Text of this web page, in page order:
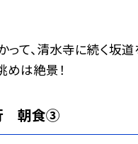
って、清水寺に続く坂道
めは絶景！
朝食③